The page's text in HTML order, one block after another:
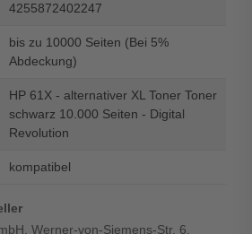
4255872402247
bis zu 10000 Seiten (Bei 5%
Abdeckung)
HP 61X - alternativer XL Toner Toner
schwarz 10.000 Seiten - Digital
Revolution
kompatibel
Werner-von-Siemens-Str. 6,